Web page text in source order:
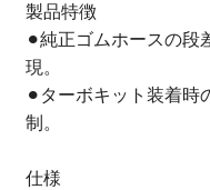
製品特徴
⚫︎純正ゴムホースの
現。
⚫︎ターボキット装着
制。
仕様